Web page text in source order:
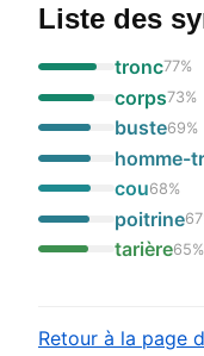
Liste des
tronc77%
corps73%
buste69%
homme-
cou68%
poitrine67
tarière65%
Retour à la page